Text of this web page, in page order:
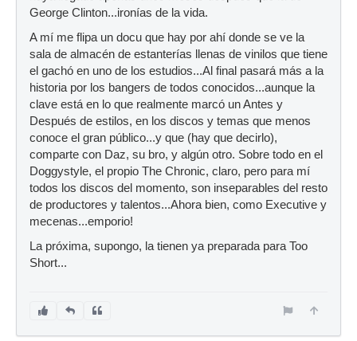
George Clinton...ironías de la vida.
A mí me flipa un docu que hay por ahí donde se ve la
sala de almacén de estanterías llenas de vinilos que tiene
el gachó en uno de los estudios...Al final pasará más a la
historia por los bangers de todos conocidos...aunque la
clave está en lo que realmente marcó un Antes y
Después de estilos, en los discos y temas que menos
conoce el gran público...y que (hay que decirlo),
comparte con Daz, su bro, y algún otro. Sobre todo en el
Doggystyle, el propio The Chronic, claro, pero para mí
todos los discos del momento, son inseparables del resto
de productores y talentos...Ahora bien, como Executive y
mecenas...emporio!
La próxima, supongo, la tienen ya preparada para Too
Short...